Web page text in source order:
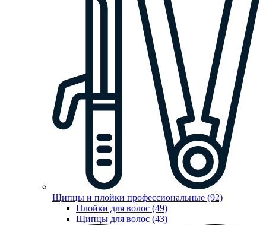
Щипцы и плойки профессиональные (92)
Плойки для волос (49)
Щипцы для волос (43)